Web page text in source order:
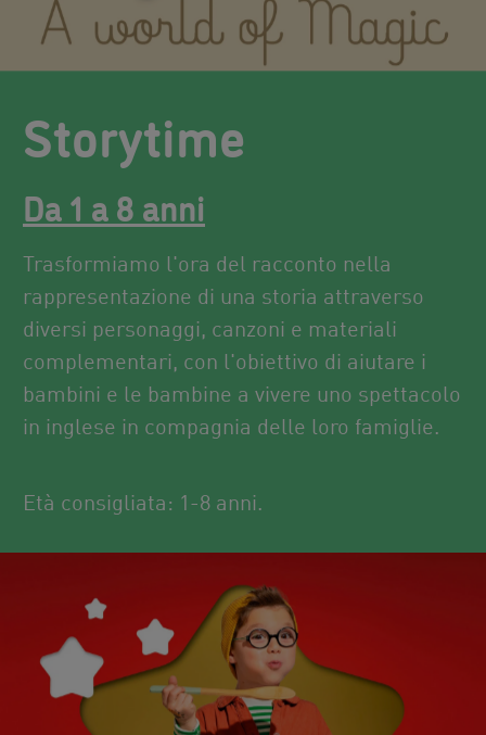
Storytime
Da 1 a 8 anni
Trasformiamo l'ora del racconto nella
rappresentazione di una storia attraverso
diversi personaggi, canzoni e materiali
complementari, con l'obiettivo di aiutare i
bambini e le bambine a vivere uno spettacolo
in inglese in compagnia delle loro famiglie.
Età consigliata: 1-8 anni.